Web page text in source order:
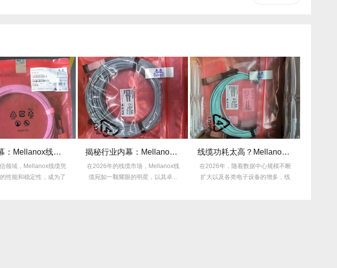
采购内幕：Mellanox线缆验真3步走，假货休想蒙混过关！
线缆凭
定性，成为了
揭秘行业内幕：Mellanox线缆为何比同类产品耐用3倍？
在2026年的线缆市场，Mellanox线
缆宛如一颗耀眼的明星，以其卓...
线缆功耗太高？Mellanox线缆低功耗方案能省多少电费？
在2026年，随着数据中心规模不断
扩大以及各类电子设备的增多，线
许多企业仍在饱
的困扰，平均每月